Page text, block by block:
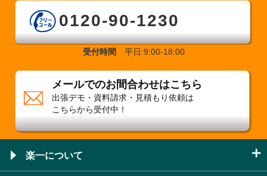
0120-90-1230
受付時間 平日:9:00-18:00
メールでのお間合わせはこちら
出張デモ・資料請求・見積もり依頼は
こちらから受付中！
楽一について